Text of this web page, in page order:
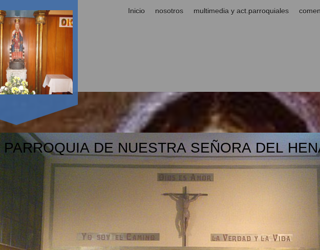
Inicio nosotros multimedia y act.parroquiales
PARROQUIA DE NUESTRA SEÑORA DEL